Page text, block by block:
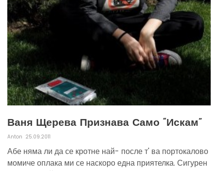
Ваня Щерева Признава Само “искам”
Anton 25.09.2011
Абе няма ли да се кротне най- после т' ва портокалово
момиче оплака ми се наскоро една приятелка. Сигурен